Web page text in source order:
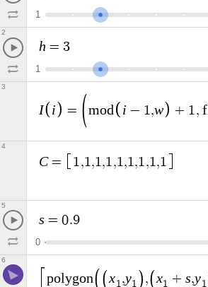
1
h = 3
1
2
I i = mod i − 1 ,w + 1 , fl
3
C = 1 ,1 ,1 ,1 ,1 ,1 ,1 ,1 ,1
4
s = 0.9
0
5
polygon x1,y1 , x1 + s,y1
6